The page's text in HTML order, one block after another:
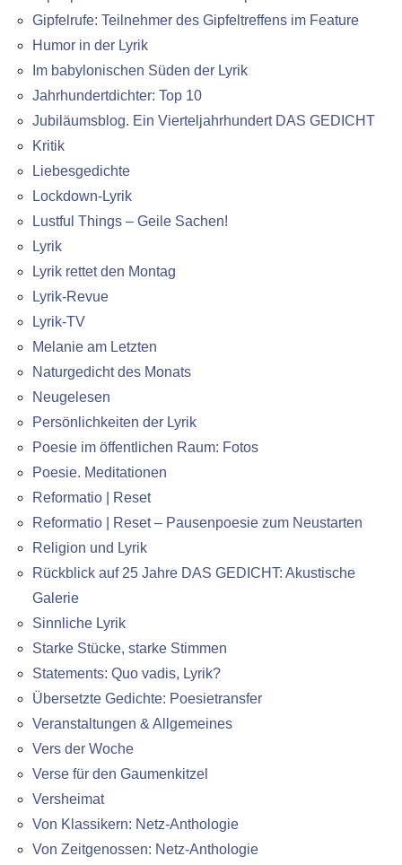
Gipfelrufe: Teilnehmer des Gipfeltreffens im Feature
Humor in der Lyrik
Im babylonischen Süden der Lyrik
Jahrhundertdichter: Top 10
Jubiläumsblog. Ein Vierteljahrhundert DAS GEDICHT
Kritik
Liebesgedichte
Lockdown-Lyrik
Lustful Things – Geile Sachen!
Lyrik
Lyrik rettet den Montag
Lyrik-Revue
Lyrik-TV
Melanie am Letzten
Naturgedicht des Monats
Neugelesen
Persönlichkeiten der Lyrik
Poesie im öffentlichen Raum: Fotos
Poesie. Meditationen
Reformatio | Reset
Reformatio | Reset – Pausenpoesie zum Neustarten
Religion und Lyrik
Rückblick auf 25 Jahre DAS GEDICHT: Akustische
Galerie
Sinnliche Lyrik
Starke Stücke, starke Stimmen
Statements: Quo vadis, Lyrik?
Übersetzte Gedichte: Poesietransfer
Veranstaltungen & Allgemeines
Vers der Woche
Verse für den Gaumenkitzel
Versheimat
Von Klassikern: Netz-Anthologie
Von Zeitgenossen: Netz-Anthologie